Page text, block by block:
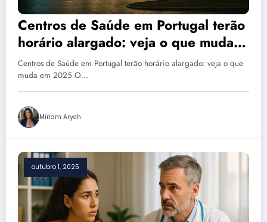
Centros de Saúde em Portugal terão
horário alargado: veja o que muda
em 2025
Centros de Saúde em Portugal terão horário alargado: veja o que
muda em 2025 O…
Miriam Aryeh
outubro 1, 2025